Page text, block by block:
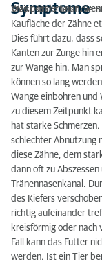
Symptome
Was passiert nun,
Meist sind zuerst die
Kaufläche der Zähne
Dies führt dazu, dass
Kanten zur Zunge hin
zur Wange hin. Man
können so lang
Wange einbohren und
zu diesem Zeitpunkt
hat starke
schlechter Abnutzung
diese Zähne, dem
dann oft zu Abszessen
Tränennasenkanal.
des Kiefers
richtig aufeinander
kreisförmig oder nach
Fall kann das Futter
werden. Ist ein Tier